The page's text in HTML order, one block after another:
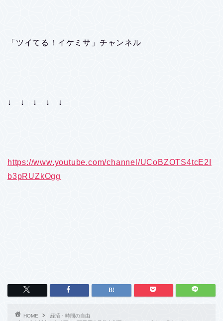
「ツイてる！イケミサ」チャンネル
↓ ↓ ↓ ↓ ↓
https://www.youtube.com/channel/UCoBZOTS4tcE2I
b3pRUZkOgg
HOME
経済・時間の自由